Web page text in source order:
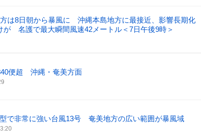
方は8日朝から暴風に 沖縄本島地方に最接近、影響長期化
名護で最大瞬間風速42メートル＜7日午後9時＞
便超 沖縄・奄美方面
型で非常に強い台風13号 奄美地方の広い範囲が暴風域